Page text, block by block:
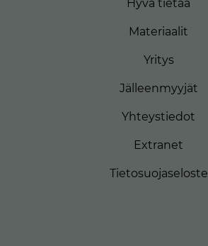
Hyvä tietää
Materiaalit
Yritys
Jälleenmyyjät
Yhteystiedot
Extranet
Tietosuojaseloste